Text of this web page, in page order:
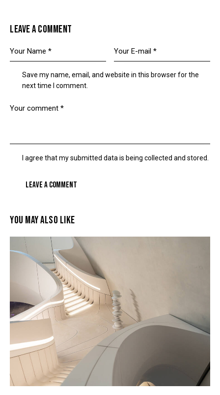
LEAVE A COMMENT
Save my name, email, and website in this browser for the
next time I comment.
I agree that my submitted data is being collected and stored.
YOU MAY ALSO LIKE